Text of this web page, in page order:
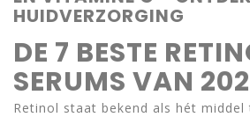
HUIDVERZORGING
DE 7 BESTE
SERUMS VAN
Retinol staat bekend als hét middel